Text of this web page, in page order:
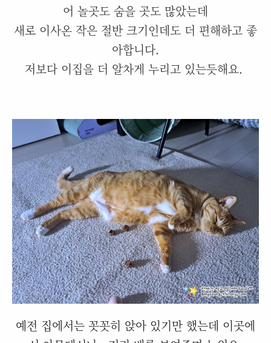
어 놀곳도 숨을 곳도 많았는데
새로 이사온 작은 절반 크기인데도 더 편해하고 좋
아합니다.
저보다 이집을 더 알차게 누리고 있는듯해요.
예전 집에서는 꼿꼿히 앉아 있기만 했는데 이곳에